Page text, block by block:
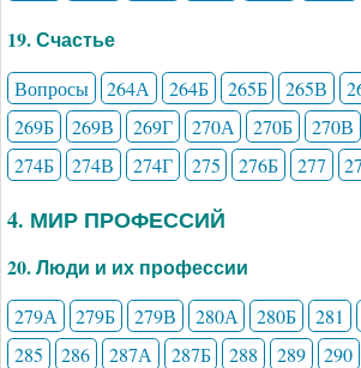
19. Счастье
Вопросы 264А 264Б 265Б 265В
269Б
269В 269Г 270А 270Б 270В
274Б
274В 274Г 275 276Б 277
4. МИР ПРОФЕССИЙ
20. Люди и их профессии
279А 279Б 279В 280А 280Б 281
285
286 287А 287Б 288 289 290